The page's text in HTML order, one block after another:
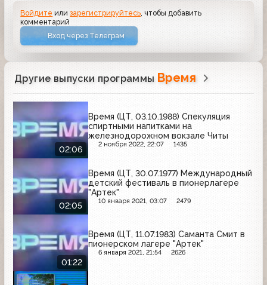
Войдите илизарегистрируйтесь , чтобы добавить
комментарий
Вход через Телеграм
Другие выпуски программы Время
02:06
Время (ЦТ, 03.10.1988) Спекуляция
спиртными напитками на
железнодорожном вокзале Читы
2 ноября 2022, 22:07 1435
02:05
Время (ЦТ, 30.07.1977) Международный
детский фестиваль в пионерлагере
"Артек"
10 января 2021, 03:07 2479
01:22
Время (ЦТ, 11.07.1983) Саманта Смит в
пионерском лагере "Артек"
6 января 2021, 21:54 2626